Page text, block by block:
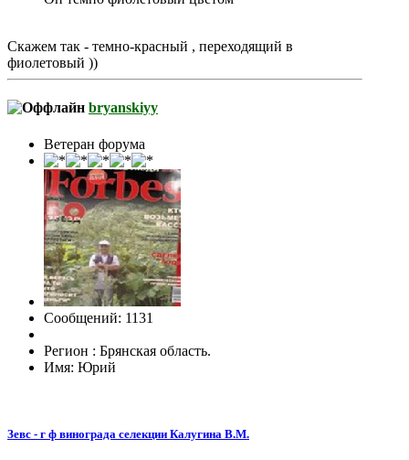
Скажем так - темно-красный , переходящий в
фиолетовый ))
bryanskiyy
Ветеран форума
Сообщений: 1131
Регион : Брянская область.
Имя: Юрий
Зевс - г ф винограда селекции Калугина В.М.